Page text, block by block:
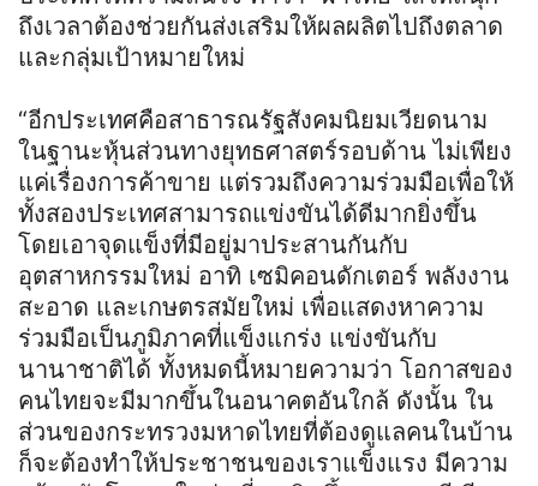
ถึงเวลาต้องช่วยกันส่งเสริมให้ผลผลิตไปถึงตลาด
และกลุ่มเป้าหมายใหม่
“อีกประเทศคือสาธารณรัฐสังคมนิยมเวียดนาม
ในฐานะหุ้นส่วนทางยุทธศาสตร์รอบด้าน ไม่เพียง
แค่เรื่องการค้าขาย แต่รวมถึงความร่วมมือเพื่อให้
ทั้งสองประเทศสามารถแข่งขันได้ดีมากยิ่งขึ้น
โดยเอาจุดแข็งที่มีอยู่มาประสานกันกับ
อุตสาหกรรมใหม่ อาทิ เซมิคอนดักเตอร์ พลังงาน
สะอาด และเกษตรสมัยใหม่ เพื่อแสดงหาความ
ร่วมมือเป็นภูมิภาคที่แข็งแกร่ง แข่งขันกับ
นานาชาติได้ ทั้งหมดนี้หมายความว่า โอกาสของ
คนไทยจะมีมากขึ้นในอนาคตอันใกล้ ดังนั้น ใน
ส่วนของกระทรวงมหาดไทยที่ต้องดูแลคนในบ้าน
ก็จะต้องทำให้ประชาชนของเราแข็งแรง มีความ